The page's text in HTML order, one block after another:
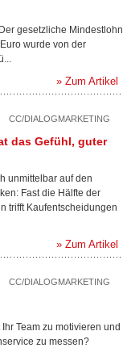
Der gesetzliche Mindestlohn
wurde von der
» Zum Artikel
CC/DIALOGMARKETING
das Gefühl, guter
unmittelbar auf den
Fast die Hälfte der
trifft Kaufentscheidungen
» Zum Artikel
CC/DIALOGMARKETING
Team zu motivieren und
zu messen?